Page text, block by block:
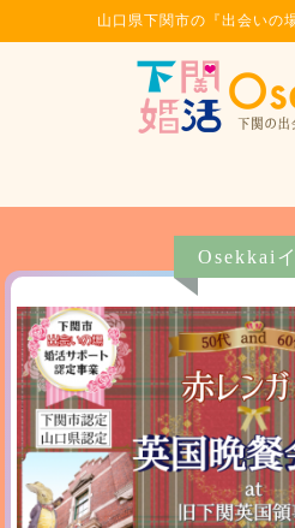
山口県下関市の『出会いの
Osekkai